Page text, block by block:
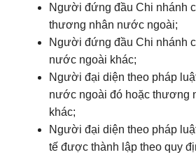
Người đứng đầu Chi nhánh
thương nhân nước ngoài;
Người đứng đầu Chi nhánh
nước ngoài khác;
Người đại diện theo pháp
nước ngoài đó hoặc thương
khác;
Người đại diện theo pháp
tế được thành lập theo quy